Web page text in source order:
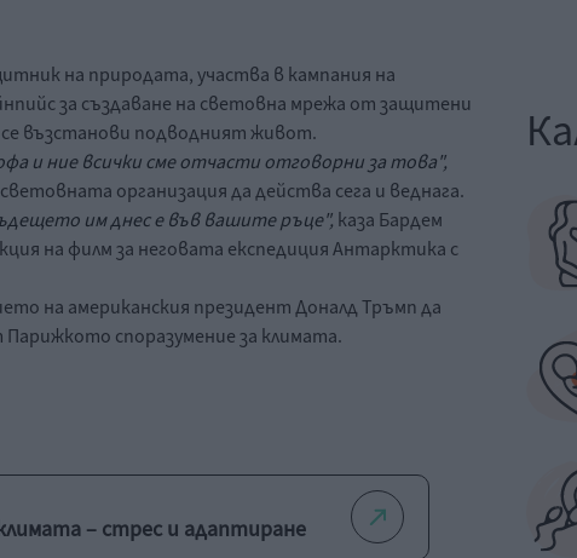
на природата, участва в кампания на
за създаване на световна мрежа от защитени
възстанови подводният живот.
и ние всички сме отчасти отговорни за това",
организация да действа сега и веднага.
им днес е във вашите ръце", каза Бардем
на филм за неговата експедиция Антарктика с
на американския президент Доналд Тръмп да
споразумение за климата.
– стрес и адаптиране